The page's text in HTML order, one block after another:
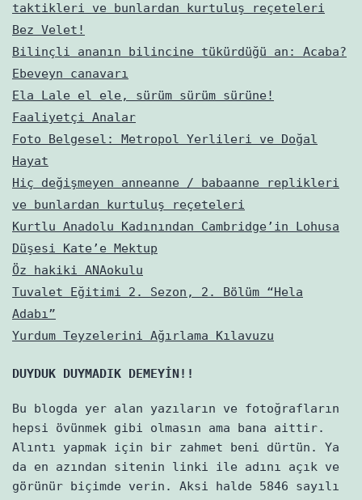
taktikleri ve bunlardan kurtuluş reçeteleri
Bez Velet!
Bilinçli ananın bilincine tükürdüğü an: Acaba?
Ebeveyn canavarı
Ela Lale el ele, sürüm sürüm sürüne!
Faaliyetçi Analar
Foto Belgesel: Metropol Yerlileri ve Doğal
Hayat
Hiç değişmeyen anneanne / babaanne replikleri
ve bunlardan kurtuluş reçeteleri
Kurtlu Anadolu Kadınından Cambridge’in Lohusa
Düşesi Kate’e Mektup
Öz hakiki ANAokulu
Tuvalet Eğitimi 2. Sezon, 2. Bölüm “Hela
Adabı”
Yurdum Teyzelerini Ağırlama Kılavuzu
DUYDUK DUYMADIK DEMEYİN!!
Bu blogda yer alan yazıların ve fotoğrafların
hepsi övünmek gibi olmasın ama bana aittir.
Alıntı yapmak için bir zahmet beni dürtün. Ya
da en azından sitenin linki ile adını açık ve
görünür biçimde verin. Aksi halde 5846 sayılı